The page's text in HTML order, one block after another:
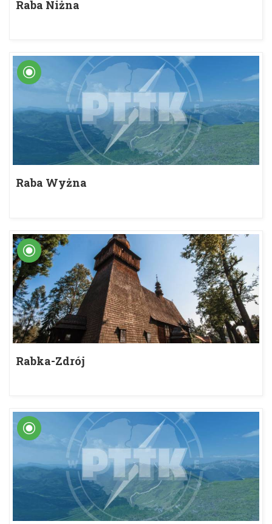
Raba Niżna
Raba Wyżna
Rabka-Zdrój